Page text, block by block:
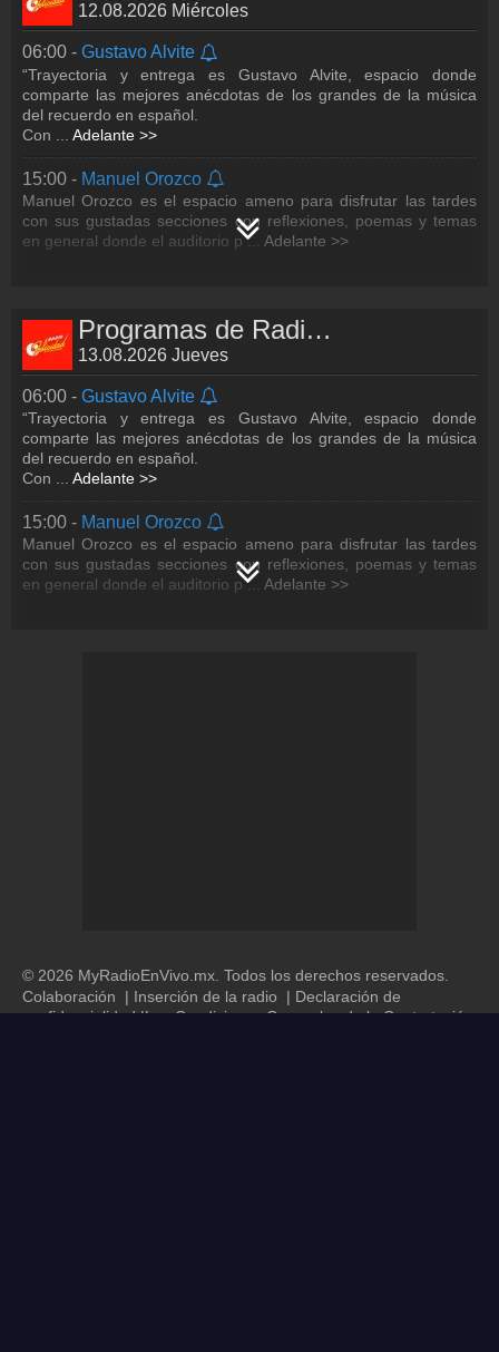
12.08.2026 Miércoles
06:00 - Gustavo Alvite
“Trayectoria y entrega es Gustavo Alvite, espacio donde
comparte las mejores anécdotas de los grandes de la música
del recuerdo en español.
Con
Adelante >>
15:00 - Manuel Orozco
Manuel Orozco es el espacio ameno para disfrutar las tardes
con sus gustadas secciones con reflexiones, poemas y temas
en general donde el auditorio p... Adelante >>
Programas de Radio Felicidad
13.08.2026 Jueves
06:00 - Gustavo Alvite
“Trayectoria y entrega es Gustavo Alvite, espacio donde
comparte las mejores anécdotas de los grandes de la música
del recuerdo en español.
Con
Adelante >>
15:00 - Manuel Orozco
Manuel Orozco es el espacio ameno para disfrutar las tardes
con sus gustadas secciones con reflexiones, poemas y temas
en general donde el auditorio p... Adelante >>
© 2026 MyRadioEnVivo.mx. Todos los derechos reservados.
Colaboración | Inserción de la radio | Declaración de
confidencialidad|Las Condiciones Generales de la Contratación